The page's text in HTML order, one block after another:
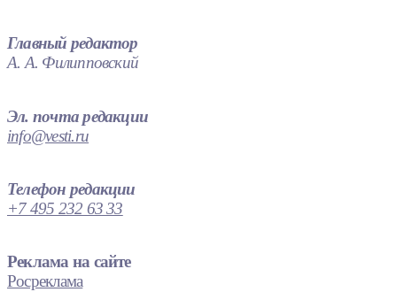
Главный редактор
А. А. Филипповский
Эл. почта редакции
info@vesti.ru
Телефон редакции
+7 495 232 63 33
Реклама на сайте
Росреклама